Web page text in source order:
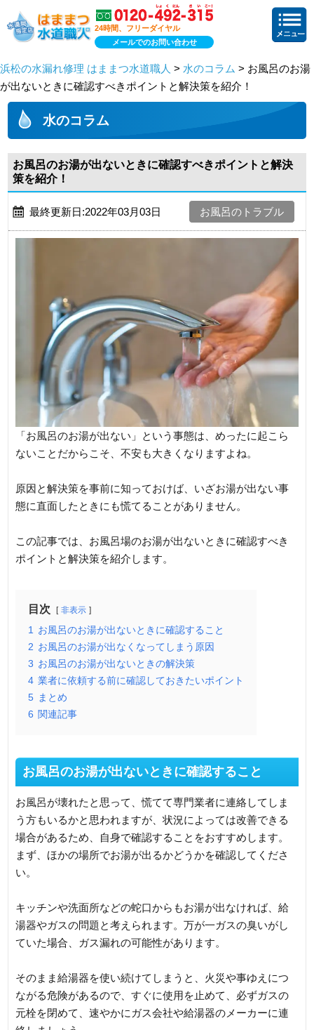
24時間、フリーダイヤル
メールでのお問い合わせ
浜松の水漏れ修理 はままつ水道職人 > 水のコラム > お風呂のお湯
が出ないときに確認すべきポイントと解決策を紹介！
水のコラム
お風呂のお湯が出ないときに確認すべきポイントと解決
策を紹介！
最終更新日:2022年03月03日 お風呂のトラブル
「お風呂のお湯が出ない」という事態は、めったに起こら
ないことだからこそ、不安も大きくなりますよね。
原因と解決策を事前に知っておけば、いざお湯が出ない事
態に直面したときにも慌てることがありません。
この記事では、お風呂場のお湯が出ないときに確認すべき
ポイントと解決策を紹介します。
目次 非表示
1 お風呂のお湯が出ないときに確認すること
2 お風呂のお湯が出なくなってしまう原因
3 お風呂のお湯が出ないときの解決策
4 業者に依頼する前に確認しておきたいポイント
5 まとめ
6 関連記事
お風呂のお湯が出ないときに確認すること
お風呂が壊れたと思って、慌てて専門業者に連絡してしま
う方もいるかと思われますが、状況によっては改善できる
場合があるため、自身で確認することをおすすめします。
まず、ほかの場所でお湯が出るかどうかを確認してくださ
い。
キッチンや洗面所などの蛇口からもお湯が出なければ、給
湯器やガスの問題と考えられます。万が一ガスの臭いがし
ていた場合、ガス漏れの可能性があります。
そのまま給湯器を使い続けてしまうと、火災や事ゆえにつ
ながる危険があるので、すぐに使用を止めて、必ずガスの
元栓を閉めて、速やかにガス会社や給湯器のメーカーに連